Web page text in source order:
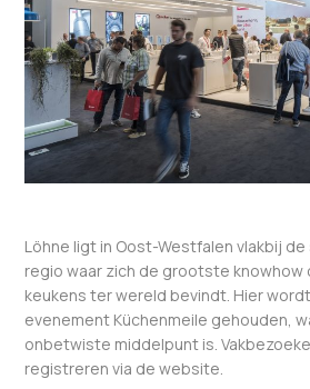
Löhne ligt in Oost-Westfalen vlakbij
regio waar zich de grootste knowhow
keukens ter wereld bevindt. Hier
evenement Küchenmeile gehouden,
onbetwiste middelpunt is.
registreren via de website.